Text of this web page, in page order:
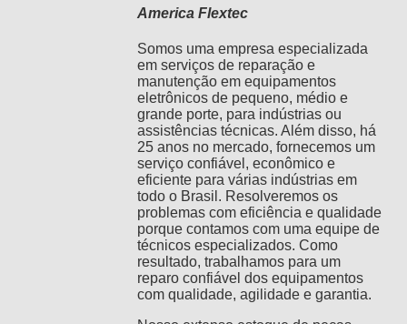
America Flextec
Somos uma empresa especializada
em serviços de reparação e
manutenção em equipamentos
eletrônicos de pequeno, médio e
grande porte, para indústrias ou
assistências técnicas. Além disso, há
25 anos no mercado, fornecemos um
serviço confiável, econômico e
eficiente para várias indústrias em
todo o Brasil. Resolveremos os
problemas com eficiência e qualidade
porque contamos com uma equipe de
técnicos especializados. Como
resultado, trabalhamos para um
reparo confiável dos equipamentos
com qualidade, agilidade e garantia.